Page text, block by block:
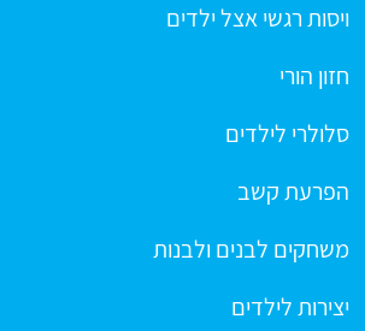
ויסות רגשי אצל ילדים
חזון הורי
סלולרי לילדים
הפרעת קשב
משחקים לבנים ולבנות
יצירות לילדים